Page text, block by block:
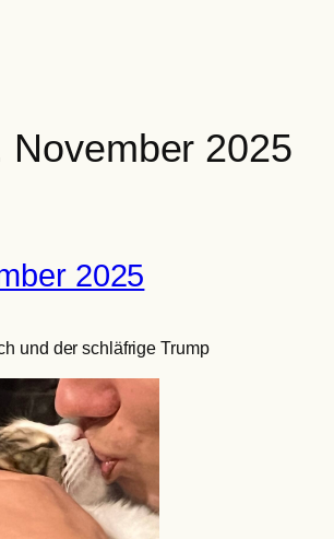
November 2025
2025
und der schläfrige Trump